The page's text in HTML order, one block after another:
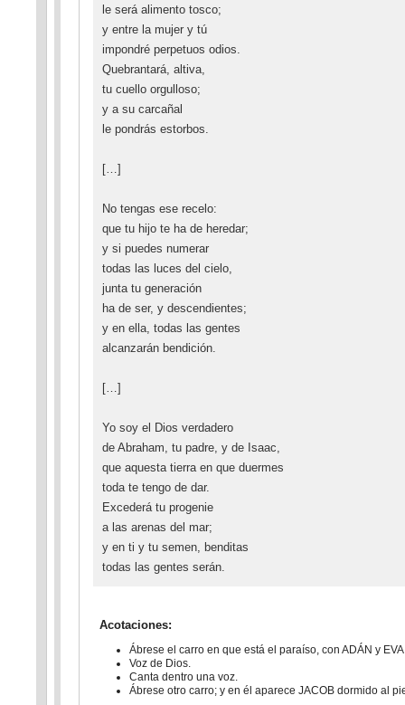
le será alimento tosco;
y entre la mujer y tú
impondré perpetuos odios.
Quebrantará, altiva,
tu cuello orgulloso;
y a su carcañal
le pondrás estorbos.
[…]
No tengas ese recelo:
que tu hijo te ha de heredar;
y si puedes numerar
todas las luces del cielo,
junta tu generación
ha de ser, y descendientes;
y en ella, todas las gentes
alcanzarán bendición.
[…]
Yo soy el Dios verdadero
de Abraham, tu padre, y de Isaac,
que aquesta tierra en que duermes
toda te tengo de dar.
Excederá tu progenie
a las arenas del mar;
y en ti y tu semen, benditas
todas las gentes serán.
Acotaciones:
Ábrese el carro en que está el paraíso, con ADÁN y
Voz de Dios.
Canta dentro una voz.
Ábrese otro carro; y en él aparece JACOB dormido al